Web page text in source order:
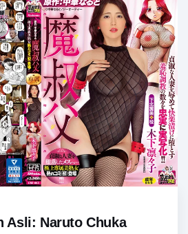
Asli: Naruto Chuka